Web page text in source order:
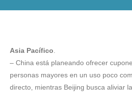
Asia Pacífico
– China está planeando ofrecer
personas mayores en un uso poco
directo, mientras Beijing busca aliviar